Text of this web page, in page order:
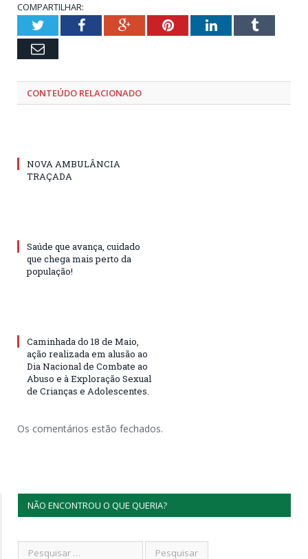
COMPARTILHAR:
TwitterFacebookGoogle+PinterestLinkedInTumblr
Email
CONTEÚDO RELACIONADO
NOVA AMBULÂNCIA
TRAÇADA
Saúde que avança, cuidado
que chega mais perto da
população!
Caminhada do 18 de Maio,
ação realizada em alusão ao
Dia Nacional de Combate ao
Abuso e à Exploração Sexual
de Crianças e Adolescentes.
Os comentários estão fechados.
NÃO ENCONTROU O QUE QUERIA?